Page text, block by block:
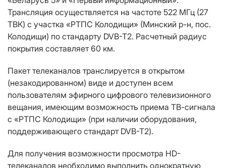
Трансляция осуществляется на частоте 522 МГц (27
ТВК) с участка «РТПС Колодищи» (Минский р-н, пос.
Колодищи) по стандарту DVB-T2. Расчетный радиус
покрытия составляет 60 км.
Пакет телеканалов транслируется в открытом
(незакодированном) виде и доступен всем
пользователям эфирного цифрового телевизионного
вещания, имеющим возможность приема ТВ-сигнала
с «РТПС Колодищи» (при наличии оборудования,
поддерживающего стандарт DVB-T2).
Для получения возможности просмотра HD-
телеканалов необходимо выполнить однократную